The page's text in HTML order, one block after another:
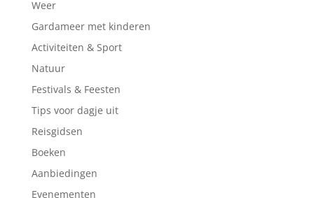
Weer
Gardameer met kinderen
Activiteiten & Sport
Natuur
Festivals & Feesten
Tips voor dagje uit
Reisgidsen
Boeken
Aanbiedingen
Evenementen